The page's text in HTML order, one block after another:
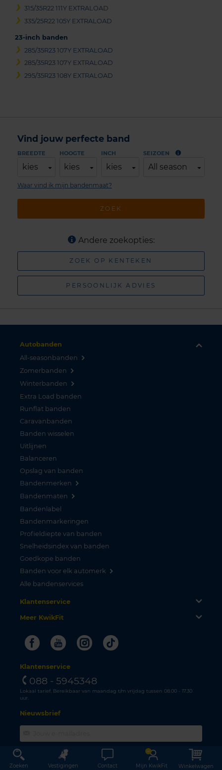
315/35R22 111Y EXTRALOAD
335/25R22 105Y EXTRALOAD
23-inch banden
285/35R23 107Y EXTRALOAD
285/35R23 107Y EXTRALOAD
295/35R23 108Y EXTRALOAD
Vind jouw perfecte band
BREEDTE
kies
HOOGTE
kies
INCH
kies
SEIZOEN
All season
ZOEK
Waar vind ik mijn bandenmaat?
Andere zoekopties:
ZOEK OP KENTEKEN
PERSOONLIJK ADVIES
Autobanden
All-seasonbanden
Zomerbanden
Winterbanden
Extra Load banden
Runflat banden
Caravanbanden
Banden wisselen
Uitlijnen
Balanceren
Opslag van banden
Bandenmerken
Bandenmaten
Bandenlabel
Bandenmarkeringen
Profieldiepte van banden
Snelheidsindex van banden
Goedkope banden
Banden voor elk automerk
Alle bandenservices
Klantenservice
Meer KwikFit
FacebookYoutubeInstagram
Tiktok
Klantenservice
088 - 5945348
Lokaal tarief. Bereikbaar van maandag t/m vrijdag tussen 08.00 - 17.30
uur.
Nieuwsbrief
INSCHRIJVEN
Zoeken Vestigingen Contact Mijn KwikFit Winkelwagen